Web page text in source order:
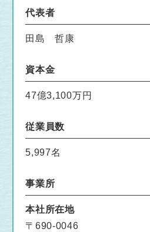
代表者
田島 哲康
資本金
47億3,100万円
従業員数
5,997名
事業所
本社所在地
〒690-0046